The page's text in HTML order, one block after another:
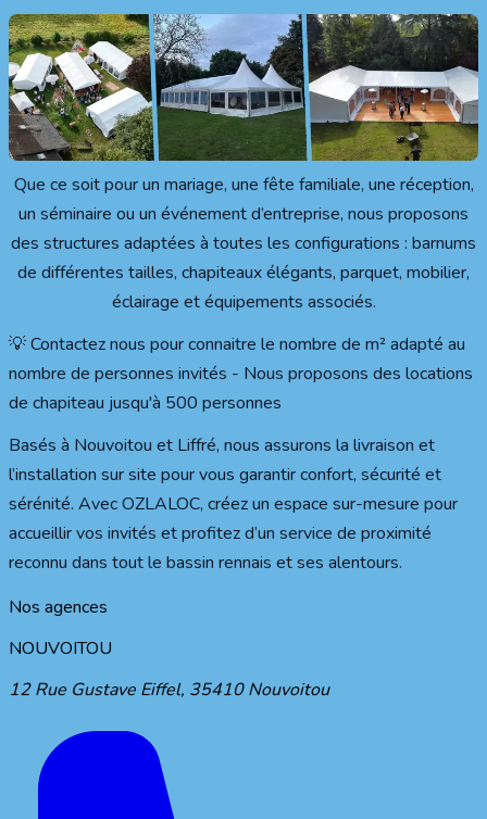
Que ce soit pour un mariage, une fête familiale, une réception,
un séminaire ou un événement d’entreprise, nous proposons
des structures adaptées à toutes les configurations : barnums
de différentes tailles, chapiteaux élégants, parquet, mobilier,
éclairage et équipements associés.
💡 Contactez nous pour connaitre le nombre de m² adapté au
nombre de personnes invités - Nous proposons des locations
de chapiteau jusqu'à 500 personnes
Basés à Nouvoitou et Liffré, nous assurons la livraison et
l’installation sur site pour vous garantir confort, sécurité et
sérénité. Avec OZLALOC, créez un espace sur-mesure pour
accueillir vos invités et profitez d’un service de proximité
reconnu dans tout le bassin rennais et ses alentours.
Nos agences
NOUVOITOU
12 Rue Gustave Eiffel, 35410 Nouvoitou